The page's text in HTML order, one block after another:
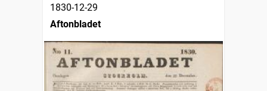
1830-12-29
Aftonbladet